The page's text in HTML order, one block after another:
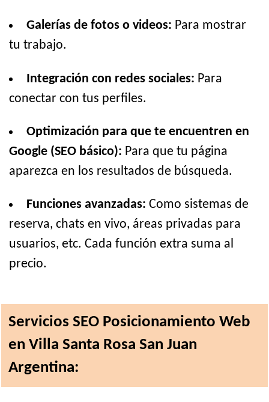
Galerías de fotos o videos: Para mostrar
tu trabajo.
Integración con redes sociales: Para
conectar con tus perfiles.
Optimización para que te encuentren en
Google (SEO básico): Para que tu página
aparezca en los resultados de búsqueda.
Funciones avanzadas: Como sistemas de
reserva, chats en vivo, áreas privadas para
usuarios, etc. Cada función extra suma al
precio.
Servicios SEO Posicionamiento Web
en Villa Santa Rosa San Juan
Argentina: